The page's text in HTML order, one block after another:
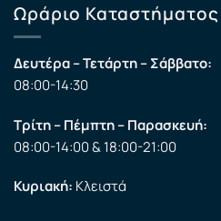
Ωράριο Καταστήματος
Δευτέρα – Τετάρτη – Σάββατο:
08:00-14:30
Τρίτη – Πέμπτη – Παρασκευή:
08:00-14:00 & 18:00-21:00
Κυριακή: Κλειστά